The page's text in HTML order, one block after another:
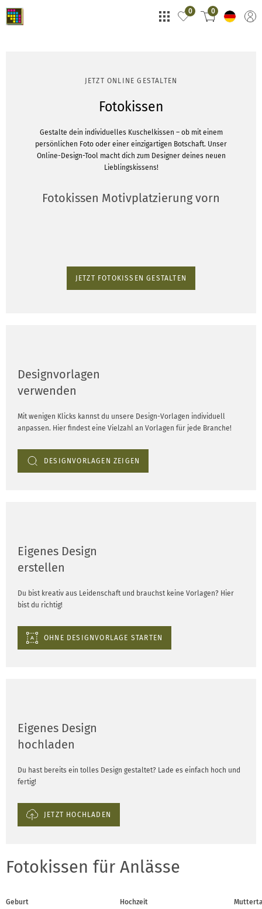
0 0
JETZT ONLINE GESTALTEN
Fotokissen
Gestalte dein individuelles Kuschelkissen – ob mit einem
persönlichen Foto oder einer einzigartigen Botschaft. Unser
Online-Design-Tool macht dich zum Designer deines neuen
Lieblingskissens!
Fotokissen Motivplatzierung vorn
JETZT FOTOKISSEN GESTALTEN
Designvorlagen
verwenden
Mit wenigen Klicks kannst du unsere Design-Vorlagen individuell
anpassen. Hier findest eine Vielzahl an Vorlagen für jede Branche!
DESIGNVORLAGEN ZEIGEN
Eigenes Design
erstellen
Du bist kreativ aus Leidenschaft und brauchst keine Vorlagen? Hier
bist du richtig!
OHNE DESIGNVORLAGE STARTEN
Eigenes Design
hochladen
Du hast bereits ein tolles Design gestaltet? Lade es einfach hoch und
fertig!
JETZT HOCHLADEN
Fotokissen für Anlässe
Geburt
Hochzeit